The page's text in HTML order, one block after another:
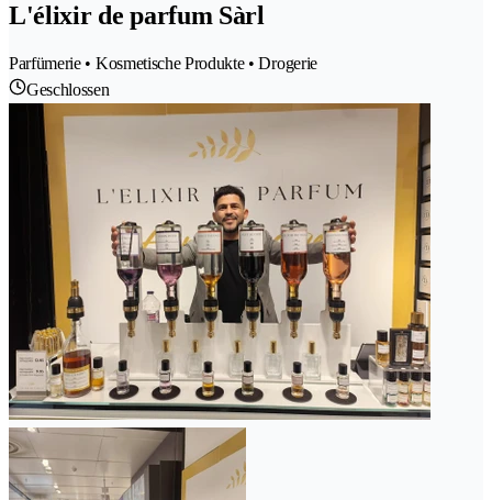
L'élixir de parfum Sàrl
Parfümerie • Kosmetische Produkte • Drogerie
Geschlossen